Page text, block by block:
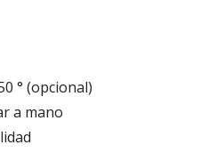
° (opcional)
a mano